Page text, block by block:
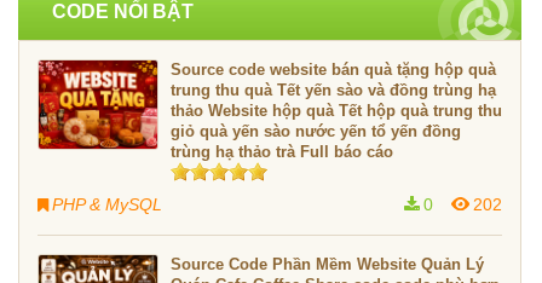
CODE NỔI BẬT
Source code website bán quà tặng hộp quà
trung thu quà Tết yến sào và đồng trùng hạ
thảo Website hộp quà Tết hộp quà trung thu
giỏ quà yến sào nước yến tổ yến đồng
trùng hạ thảo trà Full báo cáo
PHP & MySQL 202
0
Source Code Phần Mềm Website Quản Lý